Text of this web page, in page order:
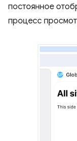
постоянное
процесс